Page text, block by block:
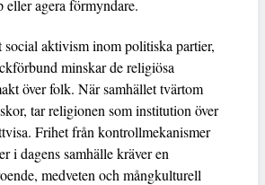
eller agera förmyndare.
aktivism inom politiska partier,
minskar de religiösa
över folk. När samhället tvärtom
tar religionen som institution över
Frihet från kontrollmekanismer
i dagens samhälle kräver en
medveten och mångkulturell